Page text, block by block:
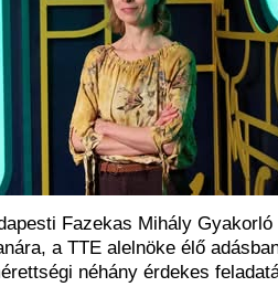
Fazekas Mihály Gyakorló
a TTE alelnöke élő
néhány érdekes